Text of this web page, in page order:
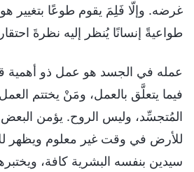
غرضه. وإلّا فَلِمَ يقوم طوعًا بتغيير
طواعيةً إنسانًا يُنظر إليه نظرةَ
عمله في الجسد هو عمل ذو أهمية
فيما يتعلَّق بالعمل، ومَنْ يختتم
المُتجسِّد، وليس الروح. يؤمن البعض
للأرض في وقت غير معلوم ويظهر
سيدين بنفسه البشرية كافة،